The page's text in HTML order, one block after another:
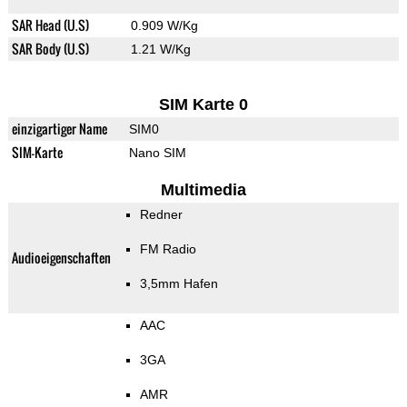
SAR Head (U.S) 0.909 W/Kg
SAR Body (U.S) 1.21 W/Kg
SIM Karte 0
einzigartiger Name SIM0
SIM-Karte Nano SIM
Multimedia
Audioeigenschaften
Redner
FM Radio
3,5mm Hafen
AAC
3GA
AMR